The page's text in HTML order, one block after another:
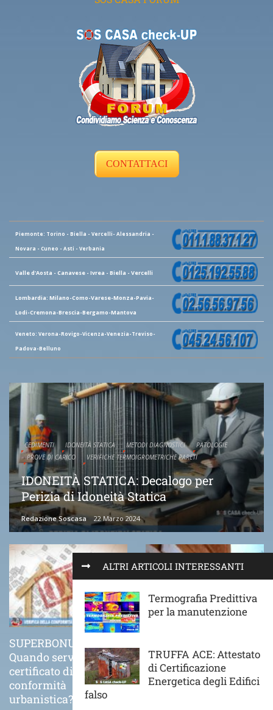
ALTRI ARTICOLI INTERESSANTI
Termografia Predittiva
per la manutenzione
TRUFFA ACE: Attestato
di Certificazione
Energetica degli Edifici
falso
CONTATTACI
Piemonte: Torino - Biella - Vercelli- Alessandria -
Novara - Cuneo - Asti - Verbania
Valle d'Aosta - Canavese - Ivrea - Biella - Vercelli
Lombardia: Milano-Como-Varese-Monza-Pavia-
Lodi-Cremona-Brescia-Bergamo-Mantova
Veneto: Verona-Rovigo-Vicenza-Venezia-Treviso-
Padova-Belluno
CEDIMENTI IDONEITÀ STATICA METODI DIAGNOSTICI
PATOLOGIE
PROVE DI CARICO
VERIFICHE TERMOIGROMETRICHE PARETI
IDONEITÀ STATICA: Decalogo per
Perizia di Idoneità Statica
Redazione Soscasa 22 Marzo 2024
SUPERBONUS 110%
Quando serve il
certificato di
conformità
urbanistica?
CORRETTAMENTE UN
CAPPOTTO TERMICO
21 Novembre 2020